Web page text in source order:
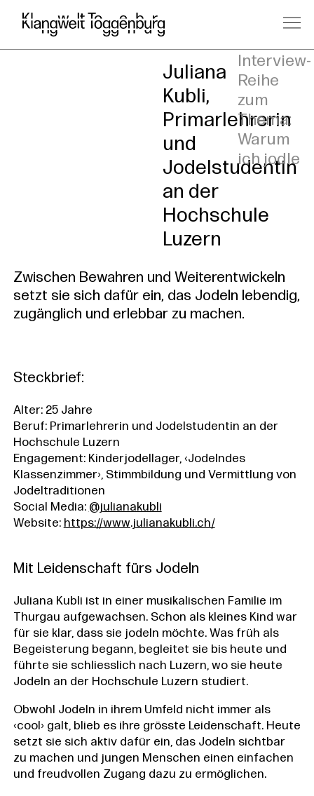
Juliana
Kubli,
Primarlehrerin
und
Jodelstudentin
an der
Hochschule
Luzern
Interview-
Reihe
zum
Thema:
Warum
ich jodle
Zwischen Bewahren und Weiterentwickeln
setzt sie sich dafür ein, das Jodeln lebendig,
zugänglich und erlebbar zu machen.
Steckbrief:
Alter: 25 Jahre
Beruf: Primarlehrerin und Jodelstudentin an der
Hochschule Luzern
Engagement: Kinderjodellager, ‹Jodelndes
Klassenzimmer›, Stimmbildung und Vermittlung von
Jodeltraditionen
Social Media: @julianakubli
Website: https://www.julianakubli.ch/
Mit Leidenschaft fürs Jodeln
Juliana Kubli ist in einer musikalischen Familie im
Thurgau aufgewachsen. Schon als kleines Kind war
für sie klar, dass sie jodeln möchte. Was früh als
Begeisterung begann, begleitet sie bis heute und
führte sie schliesslich nach Luzern, wo sie heute
Jodeln an der Hochschule Luzern studiert.
Obwohl Jodeln in ihrem Umfeld nicht immer als
‹cool› galt, blieb es ihre grösste Leidenschaft. Heute
setzt sie sich aktiv dafür ein, das Jodeln sichtbar
zu machen und jungen Menschen einen einfachen
und freudvollen Zugang dazu zu ermöglichen.